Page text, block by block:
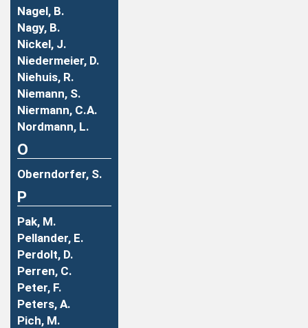
Nagel, B.
Nagy, B.
Nickel, J.
Niedermeier, D.
Niehuis, R.
Niemann, S.
Niermann, C.A.
Nordmann, L.
O
Oberndorfer, S.
P
Pak, M.
Pellander, E.
Perdolt, D.
Perren, C.
Peter, F.
Peters, A.
Pich, M.